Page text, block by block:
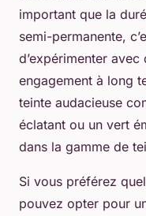
important que la
semi-permanente,
d’expérimenter
engagement à long
teinte audacieuse
éclatant ou un vert
dans la gamme de
Si vous préférez
pouvez opter pour